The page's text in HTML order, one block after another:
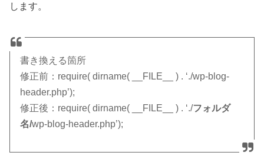
します。
書き換える箇所
修正前：require( dirname( __FILE__ ) . ‘./wp-blog-
header.php’);
修正後：require( dirname( __FILE__ ) . ‘./フォルダ
名/wp-blog-header.php’);